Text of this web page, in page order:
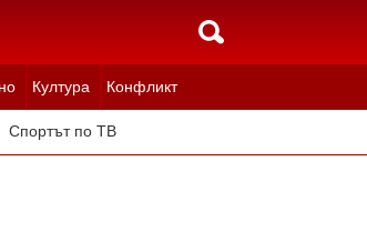
Култура Конфликт
Спортът по ТВ